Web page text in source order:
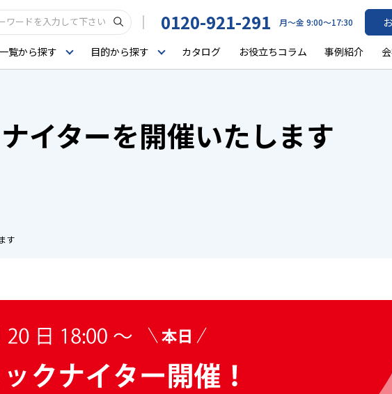
0120-921-291 月〜金 9:00〜17:30
覧から探す 目的から探す カタログ お役立ちコラム 事例紹介
イターを開催いたします
す